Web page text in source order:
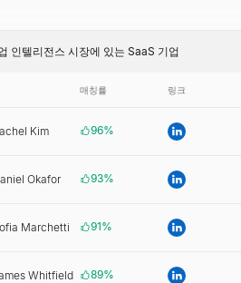
인텔리전스 시장에 있는 SaaS 기업
매칭률 링크
Kim 96%
Okafor 93%
Marchetti 91%
Whitfield 89%